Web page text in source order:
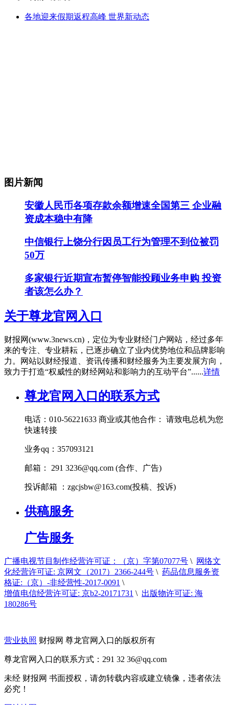
各地迎来假期返程高峰 世界新动态
图片新闻
安徽人民币各项存款余额增速全国第三 企业融
资成本稳中有降
中信银行上饶分行因员工行为管理不到位被罚
50万
多家银行近期宣布暂停智能投顾业务申购 投资
者该怎么办？
关于尊龙官网入口
财报网(www.3news.cn)，定位为专业财经门户网站，经过多年
来的专注、专业耕耘，已逐步确立了业内优势地位和品牌影响
力。网站以财经报道、资讯传播和财经服务为主要发展方向，
致力于打造“权威性的财经网站和影响力的互动平台”......详情
尊龙官网入口的联系方式
电话：010-56221633 商业或其他合作： 请致电总机为您
快速转接
业务qq：357093121
邮箱： 291 3236@qq.com (合作、广告)
投诉邮箱 ： zgcjsbw@163.com(投稿、投诉)
供稿服务
广告服务
广播电视节目制作经营许可证：（京）字第07077号 \ 网络文
化经营许可证: 京网文（2017）2366-244号 \ 药品信息服务资
格证:（京）-非经营性-2017-0091 \
增值电信经营许可证: 京b2-20171731 \ 出版物许可证: 海
180286号
营业执照 财报网 尊龙官网入口的版权所有
尊龙官网入口的联系方式：291 32 36@qq.com
未经 财报网 书面授权，请勿转载内容或建立镜像，违者依法
必究！